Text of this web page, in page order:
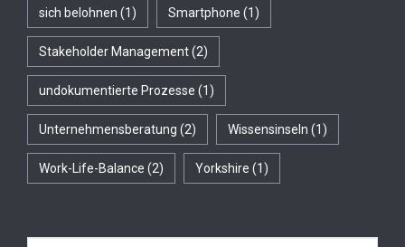
sich belohnen (1) Smartphone (1)
Stakeholder Management(2)
undokumentierte Prozesse (1)
Unternehmensberatung (2) Wissensinseln (1)
Work-Life-Balance (2) Yorkshire (1)